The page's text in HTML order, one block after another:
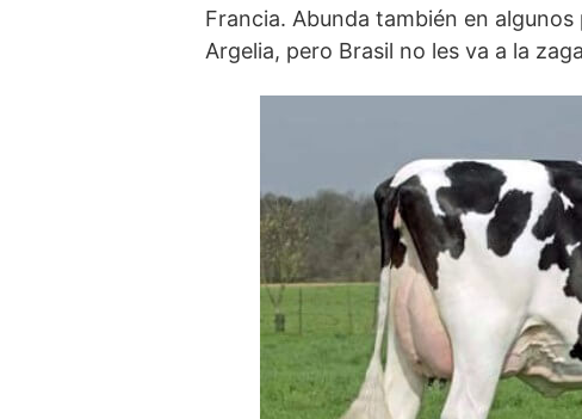
Francia. Abunda también en
Argelia, pero Brasil no les va a la